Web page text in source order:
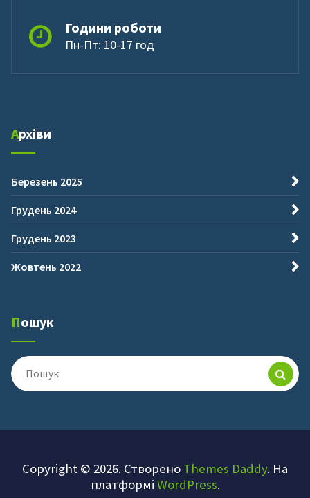
Години роботи
Пн-Пт: 10-17 год
Архіви
Березень 2025
Грудень 2024
Грудень 2023
Жовтень 2022
Пошук
Пошук
для:
Copyright © 2026. Створено Themes Daddy. На
платформі WordPress.